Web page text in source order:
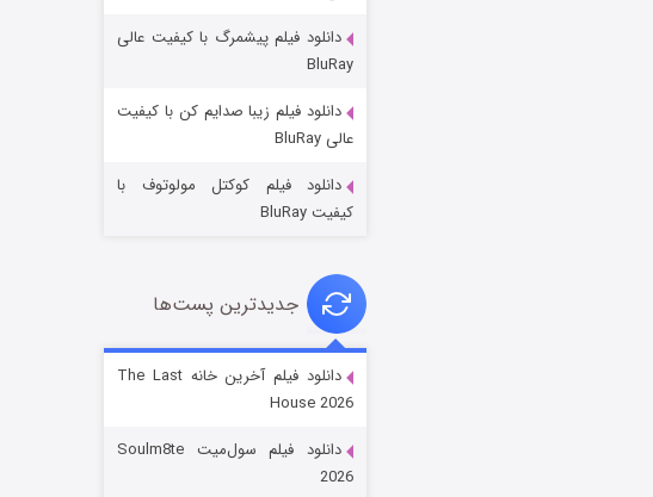
جادوگری در مغولستان
قسمت
دانلود فیلم پیشمرگ با کیفیت عالی
BluRay
دانلود فیلم زیبا صدایم کن با کیفیت
عالی BluRay
دانلود فیلم کوکتل مولوتوف با
کیفیت BluRay
جدیدترین پست‌ها
دانلود فیلم آخرین خانه The Last
House 2026
دانلود فیلم سول‌میت Soulm8te
2026